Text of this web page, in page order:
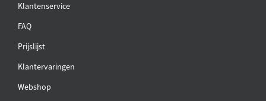
Klantenservice
FAQ
Prijslijst
Klantervaringen
Webshop